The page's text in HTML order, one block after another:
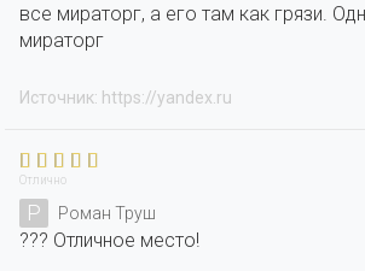
все мираторг, а его там как грязи.
мираторг
Источник: https://yandex.ru
Отлично
Р Роман Труш
??? Отличное место!